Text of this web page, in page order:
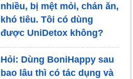
nhiều, bị mệt mỏi, chán ăn,
khó tiêu. Tôi có dùng
được UniDetox không?
Hỏi: Dùng BoniHappy sau
bao lâu thì có tác dụng và